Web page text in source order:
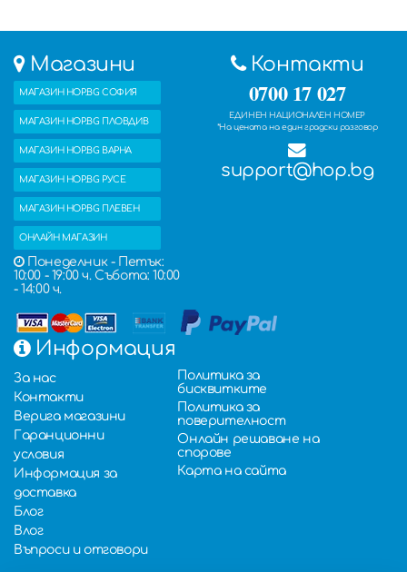
Магазини
МАГАЗИН HOP.BG СОФИЯ
МАГАЗИН HOP.BG ПЛОВДИВ
МАГАЗИН HOP.BG ВАРНА
МАГАЗИН HOP.BG РУСЕ
МАГАЗИН HOP.BG ПЛЕВЕН
ОНЛАЙН МАГАЗИН
Понеделник - Петък:
10:00 - 19:00 ч. Събота: 10:00
- 14:00 ч.
Контакти
0700 17 027
ЕДИНЕН НАЦИОНАЛЕН НОМЕР
*На цената на един градски разговор
support@hop.bg
Информация
За нас
Контакти
Верига магазини
Гаранционни
условия
Информация за
доставка
Блог
Влог
Въпроси и отговори
Политика за
бисквитките
Политика за
поверителност
Онлайн решаване на
спорове
Карта на сайта